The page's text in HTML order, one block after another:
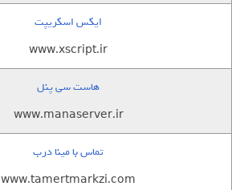
ایکس اسکریپت
www.xscript.ir
هاست سی پنل
www.manaserver.ir
تماس با مینا درب
www.tamertmarkzi.com